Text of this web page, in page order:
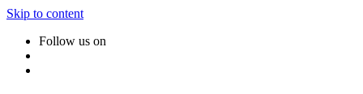
Skip to content
Follow us on